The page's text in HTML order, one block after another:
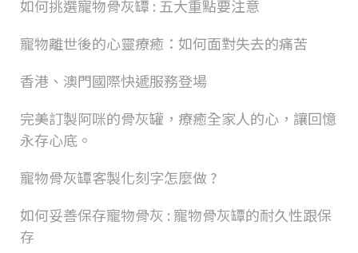
如何挑選寵物骨灰罈 : 五大重點要注意
寵物離世後的心靈療癒：如何面對失去的痛苦
香港、澳門國際快遞服務登場
完美訂製阿咪的骨灰罐，療癒全家人的心，讓回憶
永存心底。
寵物骨灰罈客製化刻字怎麼做 ?
如何妥善保存寵物骨灰 : 寵物骨灰罈的耐久性跟保
存